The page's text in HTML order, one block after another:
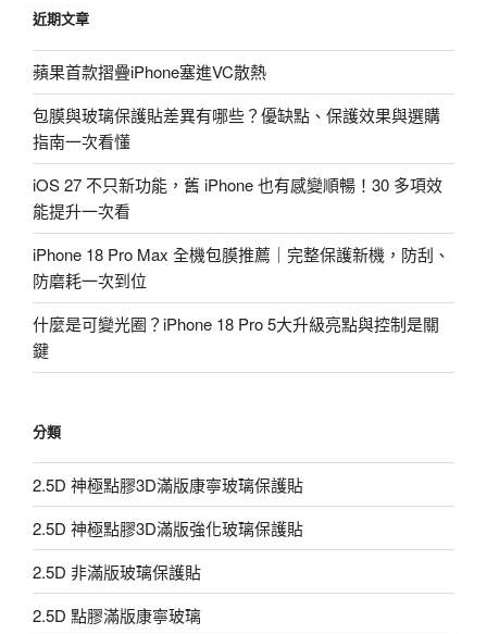
字:
近期文章
蘋果首款摺疊iPhone塞進VC散熱
包膜與玻璃保護貼差異有哪些？優缺點、保護效果與選購
指南一次看懂
iOS 27 不只新功能，舊 iPhone 也有感變順暢！30 多項效
能提升一次看
iPhone 18 Pro Max 全機包膜推薦｜完整保護新機，防刮、
防磨耗一次到位
什麼是可變光圈？iPhone 18 Pro 5大升級亮點與控制是關
鍵
分類
2.5D 神極點膠3D滿版康寧玻璃保護貼
2.5D 神極點膠3D滿版強化玻璃保護貼
2.5D 非滿版玻璃保護貼
2.5D 點膠滿版康寧玻璃